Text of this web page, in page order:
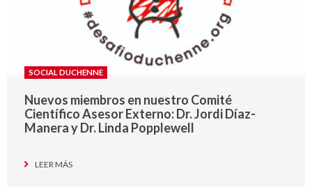
SOCIAL DUCHENNE
Nuevos miembros en nuestro Comité
Científico Asesor Externo: Dr. Jordi Díaz-
Manera y Dr. Linda Popplewell
LEER MÁS